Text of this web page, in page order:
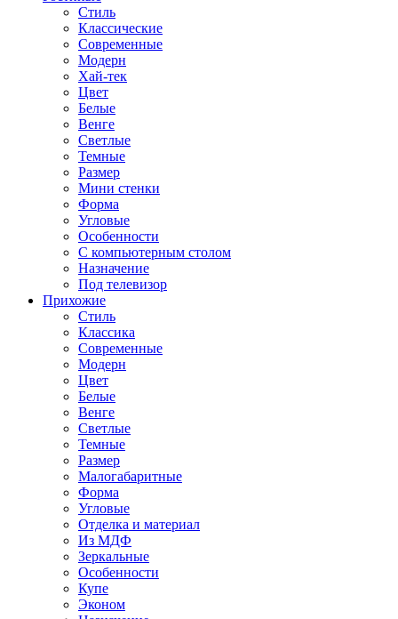
Стиль
Классические
Современные
Модерн
Хай-тек
Цвет
Белые
Венге
Светлые
Темные
Размер
Мини стенки
Форма
Угловые
Особенности
С компьютерным столом
Назначение
Под телевизор
Прихожие
Стиль
Классика
Современные
Модерн
Цвет
Белые
Венге
Светлые
Темные
Размер
Малогабаритные
Форма
Угловые
Отделка и материал
Из МДФ
Зеркальные
Особенности
Купе
Эконом